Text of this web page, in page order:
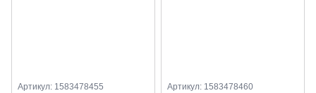
Артикул: 1583478455 Артикул: 1583478460